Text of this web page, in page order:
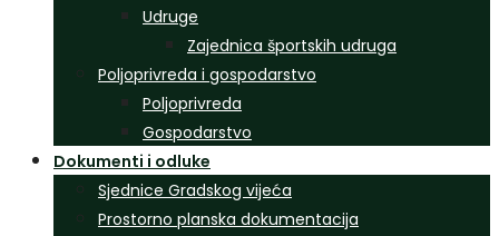
Udruge
Zajednica športskih udruga
Poljoprivreda i gospodarstvo
Poljoprivreda
Gospodarstvo
Dokumenti i odluke
Sjednice Gradskog vijeća
Prostorno planska dokumentacija